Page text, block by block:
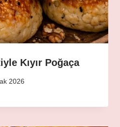
Kıyır Poğaça
2026